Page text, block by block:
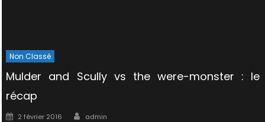
Non Classé
Mulder and Scully vs the were-monster : le
récap
Posted
2 février 2016 Author
admin